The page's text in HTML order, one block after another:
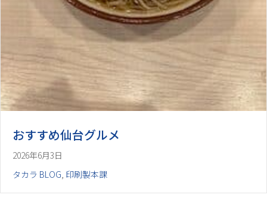
おすすめ仙台グルメ
2026年6月3日
タカラ BLOG 印刷製本課